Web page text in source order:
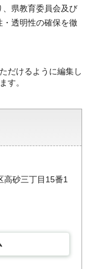
県教育委員会及び
透明性の確保を徹
だけるように編集し
す。
高砂三丁目15番1